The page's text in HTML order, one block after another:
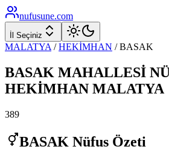
nufusune.com
İl Seçiniz
MALATYA / HEKİMHAN /BASAK
BASAK MAHALLESİ
HEKİMHAN MALATYA
389
BASAK Nüfus Özeti